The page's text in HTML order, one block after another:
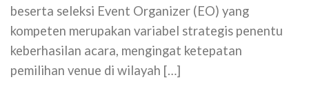
beserta seleksi Event Organizer (EO) yang
kompeten merupakan variabel strategis penentu
keberhasilan acara, mengingat ketepatan
pemilihan venue di wilayah […]